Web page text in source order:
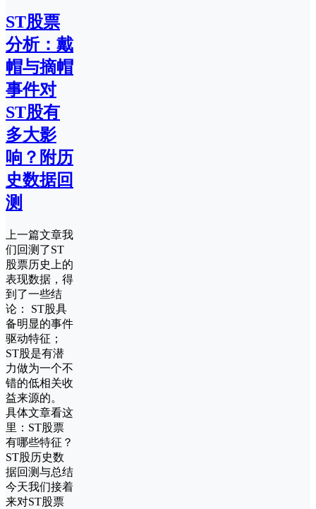
ST股票
分析：戴
帽与摘帽
事件对
ST股有
多大影
响？附历
史数据回
测
上一篇文章我
们回测了ST
股票历史上的
表现数据，得
到了一些结
论： ST股具
备明显的事件
驱动特征；
ST股是有潜
力做为一个不
错的低相关收
益来源的。
具体文章看这
里：ST股票
有哪些特征？
ST股历史数
据回测与总结
今天我们接着
来对ST股票